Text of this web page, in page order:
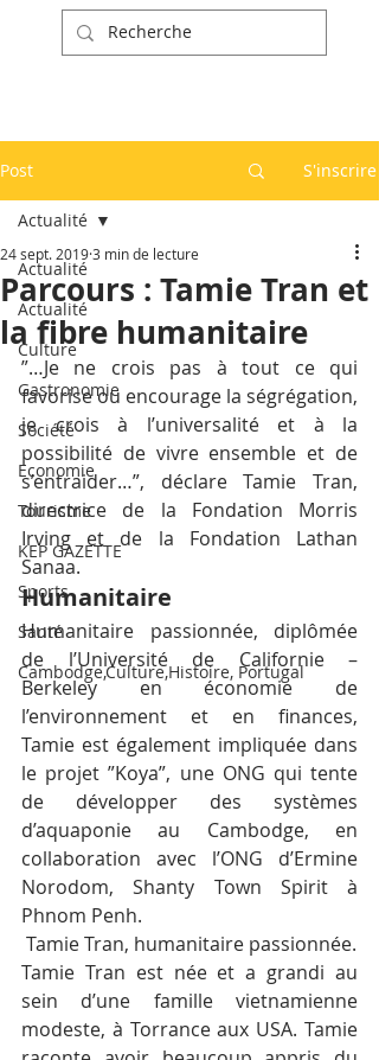
Post S'inscrire
Actualité
Actualité
Culture
Gastronomie
Société
Economie
Tourisme
KEP GAZETTE
Sports
Santé
Cambodge,Culture,Histoire, Portugal
Actualité
Parcours : Tamie Tran et
la fibre humanitaire
24 sept. 20193 min de lecture
”…Je ne crois pas à tout ce qui
favorise ou encourage la ségrégation,
je crois à l’universalité et à la
possibilité de vivre ensemble et de
s’entraider…”, déclare Tamie Tran,
directrice de la Fondation Morris
Irving et de la Fondation Lathan
Sanaa.
Humanitaire
Humanitaire passionnée, diplômée
de l’Université de Californie –
Berkeley en économie de
l’environnement et en finances,
Tamie est également impliquée dans
le projet ”Koya”, une ONG qui tente
de développer des systèmes
d’aquaponie au Cambodge, en
collaboration avec l’ONG d’Ermine
Norodom, Shanty Town Spirit à
Phnom Penh.
Tamie Tran, humanitaire passionnée.
Tamie Tran est née et a grandi au
sein d’une famille vietnamienne
modeste, à Torrance aux USA. Tamie